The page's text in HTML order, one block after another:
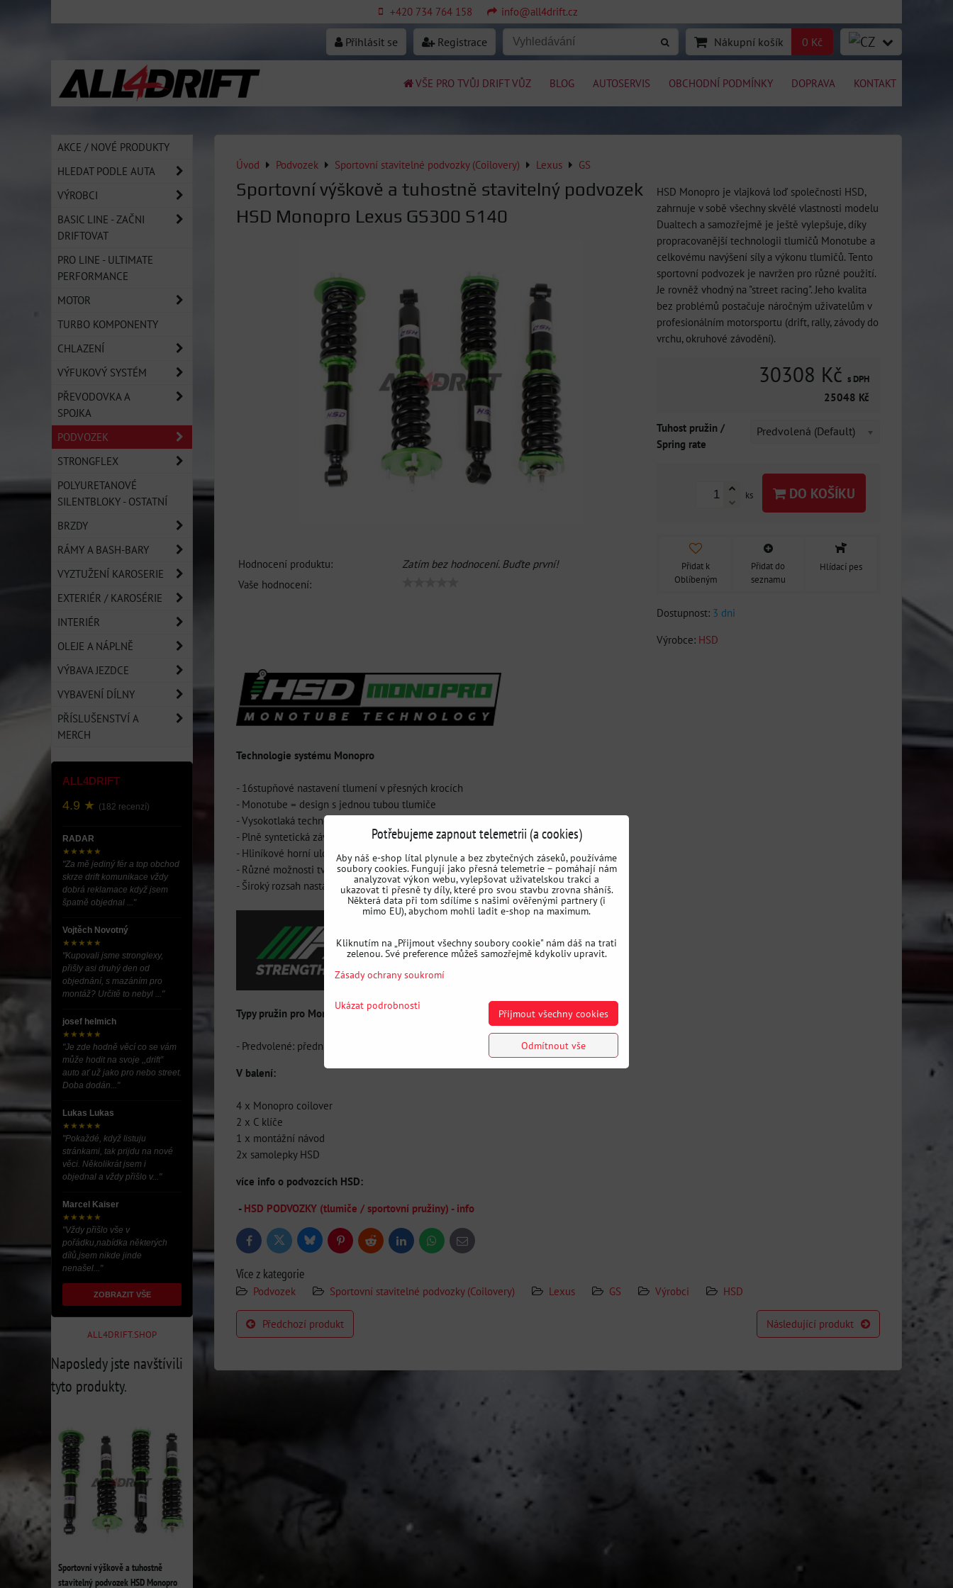
+420 734 764 158 info@all4drift.cz
Přihlásit se Registrace Nákupní košík 0 Kč
VŠE PRO TVŮJ DRIFT VŮZ BLOG AUTOSERVIS OBCHODNÍ PODMÍNKY DOPRAVA KONTAKT
Úvod Podvozek Sportovní stavitelné podvozky (Coilovery) Lexus GS
Sportovní výškově a tuhostně stavitelný podvozek
HSD Monopro Lexus GS300 S140
Hodnocení produktu:
Zatím bez hodnocení. Buďte první!
Vaše hodnocení:
HSD Monopro je vlajková loď společnosti HSD,
zahrnuje v sobě všechny skvělé vlastnosti modelu
Dualtech a samozřejmě je ještě vylepšuje, díky
propracovanější technologii tlumičů Monotube a
celkovému navýšení síly a výkonu tlumičů. Tento
sportovní podvozek je navržen pro různé použití.
Je rovněž vhodný na "street racing". Jeho kvalita
bez problémů postačuje náročným uživatelům v
profesionálním motorsportu (drift, rally, závody do
vrchu, okruhové závodění).
30308 Kč s DPH
25048 Kč
Tuhost pružin /
Spring rate
Predvolená (Default)
ks DO KOŠÍKU
Přidat k
Oblíbeným
Přidat do
seznamu
Hlídací pes
Dostupnost: 3 dni
Výrobce: HSD
Technologie systému Monopro
- 16stupňové nastavení tlumení v přesných krocích
- Monotube = design s jednou tubou tlumiče
- Vysokotlaká technologie plynu
- Plně syntetická závodní náplň
- Hliníkové horní uložení a kvalitní ložiska
- Různé možnosti tvrdosti pružin
- Široký rozsah nastavení výšky vozidla, od sportovního po super nízkou výšku
Typy pružin pro Monopro:
- Predvolené: přední - 14K (200mm - 65mm ID) / zadní: 10K (200mm - 65mm ID)
V balení:
4 x Monopro coilover
2 x C klíče
1 x montážní návod
2x samolepky HSD
více info o podvozcích HSD:
- HSD PODVOZKY (tlumiče / sportovní pružiny) - info
FacebookTwitter BlueskyPinterestReddit LinkedInWhatsApp
E-
mail
Více z kategorie
Podvozek Sportovní stavitelné podvozky (Coilovery) Lexus GS Výrobci HSD
Předchozí produkt Následující produkt
AKCE / NOVÉ PRODUKTY
HLEDAT PODLE AUTA
VÝROBCI
BASIC LINE - ZAČNI
DRIFTOVAT
PRO LINE - ULTIMATE
PERFORMANCE
MOTOR
TURBO KOMPONENTY
CHLAZENÍ
VÝFUKOVÝ SYSTÉM
PŘEVODOVKA A
SPOJKA
PODVOZEK
STRONGFLEX
POLYURETANOVÉ
SILENTBLOKY - OSTATNÍ
BRZDY
RÁMY A BASH-BARY
VYZTUŽENÍ KAROSERIE
EXTERIÉR / KAROSÉRIE
INTERIÉR
OLEJE A NÁPLNĚ
VÝBAVA JEZDCE
VYBAVENÍ DÍLNY
PŘÍSLUŠENSTVÍ A
MERCH
ALL4DRIFT
4.9 ★ (182 recenzí)
RADAR
★★★★★
"Za mě jediný fér a top obchod
skrze drift komunikace vždy
dobrá reklamace když jsem
špatně objednal ..."
Vojtěch Novotný
★★★★★
"Kupovali jsme stronglexy,
přišly asi druhý den od
objednání, s mazáním pro
montáž? Určitě to nebyl ..."
josef helmich
★★★★★
"Je zde hodně věcí co se vám
může hodit na svoje ,,drift”
auto ať už jako pro nebo street.
Doba dodán..."
Lukas Lukas
★★★★★
"Pokaždé, když listuju
stránkami, tak prijdu na nové
věci. Několikrát jsem i
objednal a vždy přišlo v..."
Marcel Kaiser
★★★★★
"Vždy přišlo vše v
pořádku,nabídka některých
dílů,jsem nikde jinde
nenašel..."
ZOBRAZIT VŠE
ALL4DRIFT.SHOP
Naposledy jste navštívili
tyto produkty.
Sportovní výškově a tuhostně
stavitelný podvozek HSD Monopro
Potřebujeme zapnout telemetrii (a cookies)
Aby náš e-shop lítal plynule a bez zbytečných záseků, používáme
soubory cookies. Fungují jako přesná telemetrie – pomáhají nám
analyzovat výkon webu, vylepšovat uživatelskou trakci a
ukazovat ti přesně ty díly, které pro svou stavbu zrovna sháníš.
Některá data při tom sdílíme s našimi ověřenými partnery (i
mimo EU), abychom mohli ladit e-shop na maximum.
Kliknutím na „Přijmout všechny soubory cookie" nám dáš na trati
zelenou. Své preference můžeš samozřejmě kdykoliv upravit.
Zásady ochrany soukromí
Ukázat podrobnosti
Přijmout všechny cookies
Odmítnout vše